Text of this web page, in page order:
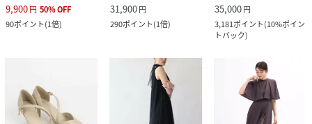
9,900円 50%OFF
90ポイント(1倍)
31,900円
290ポイント(1倍)
35,000円
3,181ポイント(10%ポイン
トバック)